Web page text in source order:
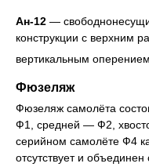
Ан-12 —
конструкции с верхним
вертикальным
Фюзеляж
Фюзеляж самолёта
Ф1, средней — Ф2,
серийном самолёте Ф4
отсутствует и